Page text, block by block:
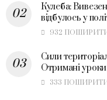
Кулеба:
відбулось у
932
Сили
Отримані уроки
333